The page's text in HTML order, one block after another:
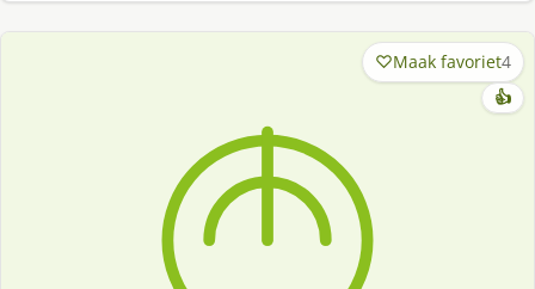
Maak favoriet4
👍